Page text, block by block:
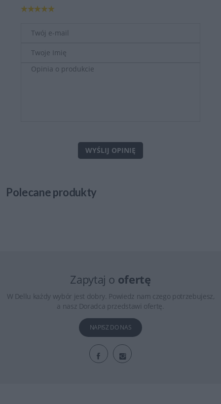
WYŚLIJ OPINIĘ
Polecaneprodukty
Zapytaj o ofertę
W Dellu każdy wybór jest dobry. Powiedz nam czego potrzebujesz,
a nasz Doradca przedstawi ofertę.
NAPISZ DO NAS